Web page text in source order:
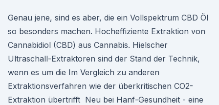
Genau jene, sind es aber, die ein Vollspektrum CBD Öl
so besonders machen. Hocheffiziente Extraktion von
Cannabidiol (CBD) aus Cannabis. Hielscher
Ultraschall-Extraktoren sind der Stand der Technik,
wenn es um die Im Vergleich zu anderen
Extraktionsverfahren wie der überkritischen CO2-
Extraktion übertrifft Neu bei Hanf-Gesundheit - eine